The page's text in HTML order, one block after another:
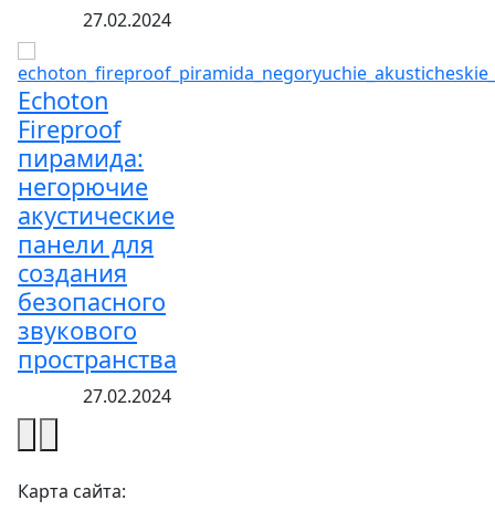
27.02.2024
Echoton
Fireproof
пирамида:
негорючие
акустические
панели для
создания
безопасного
звукового
пространства
27.02.2024
Карта сайта: